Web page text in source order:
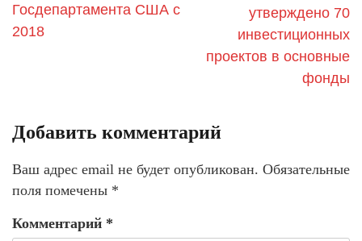
Госдепартамента США с
2018
утверждено 70
инвестиционных
проектов в основные
фонды
Добавить комментарий
Ваш адрес email не будет опубликован. Обязательные
поля помечены *
Комментарий *